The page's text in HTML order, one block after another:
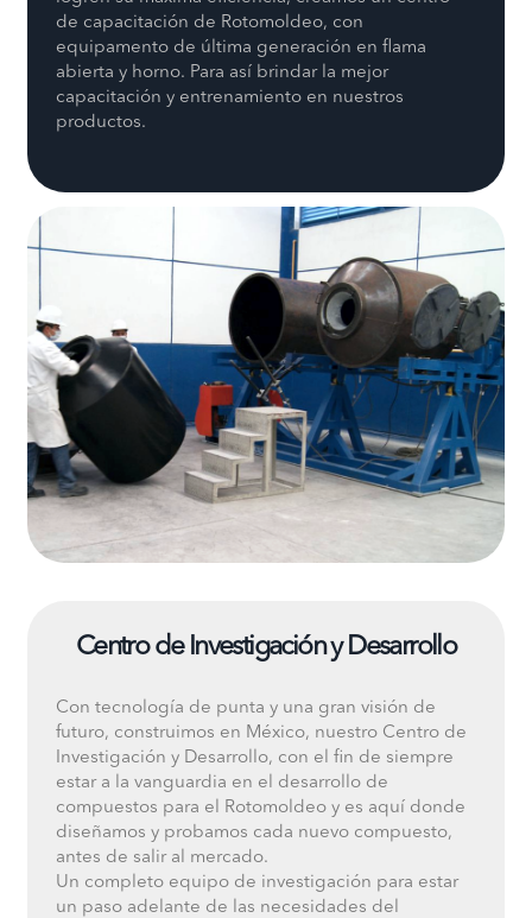
de capacitación de Rotomoldeo, con
equipamento de última generación en flama
abierta y horno. Para así brindar la mejor
capacitación y entrenamiento en nuestros
productos.
Centro de Investigación y Desarrollo
Con tecnología de punta y una gran visión de
futuro, construimos en México, nuestro Centro de
Investigación y Desarrollo, con el fin de siempre
estar a la vanguardia en el desarrollo de
compuestos para el Rotomoldeo y es aquí donde
diseñamos y probamos cada nuevo compuesto,
antes de salir al mercado.
Un completo equipo de investigación para estar
un paso adelante de las necesidades del